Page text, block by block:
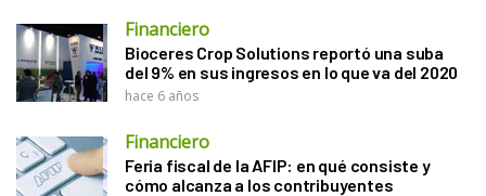
Financiero
Bioceres Crop Solutions reportó una suba
del 9% en sus ingresos en lo que va del 2020
hace 6 años
Financiero
Feria fiscal de la AFIP: en qué consiste y
cómo alcanza a los contribuyentes